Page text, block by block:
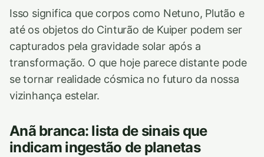
Isso significa que corpos como Netuno, Plutão e
até os objetos do Cinturão de Kuiper podem ser
capturados pela gravidade solar após a
transformação. O que hoje parece distante pode
se tornar realidade cósmica no futuro da nossa
vizinhança estelar.
Anã branca: lista de sinais que
indicam ingestão de planetas